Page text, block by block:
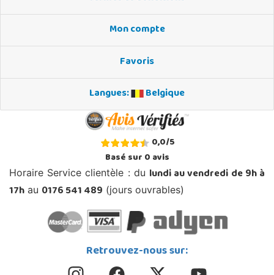
Mon compte
Favoris
Langues:
Belgique
0,0/5
Basé sur0avis
Horaire Service clientèle : du lundi au vendredi de 9h à
17h au 0176 541 489 (jours ouvrables)
Retrouvez-nous sur: